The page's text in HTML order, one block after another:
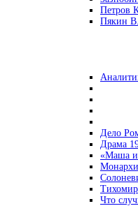
Петров
Пякин
Дело
Драма
«Маша и
Что